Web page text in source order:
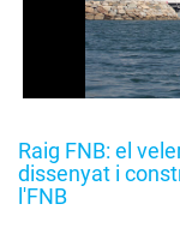
Raig FNB: el
dissenyat i
l'FNB